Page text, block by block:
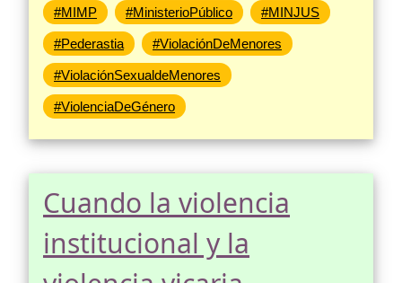
#MIMP #MinisterioPúblico #MINJUS
#Pederastia #ViolaciónDeMenores
#ViolaciónSexualdeMenores
#ViolenciaDeGénero
Cuando la violencia
institucional y la